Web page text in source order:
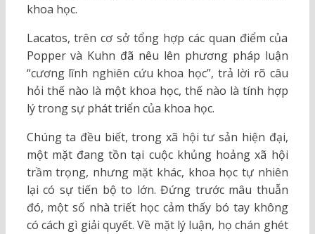
khoa học.
Lacatos, trên cơ sở tổng hợp các quan điểm của
Popper và Kuhn đã nêu lên phương pháp luận
“cương lĩnh nghiên cứu khoa học”, trả lời rõ câu
hỏi thế nào là một khoa học, thế nào là tính hợp
lý trong sự phát triển của khoa học.
Chúng ta đều biết, trong xã hội tư sản hiện đại,
một mặt đang tồn tại cuộc khủng hoảng xã hội
trầm trọng, nhưng mặt khác, khoa học tự nhiên
lại có sự tiến bộ to lớn. Đứng trước mâu thuẫn
đó, một số nhà triết học cảm thấy bó tay không
có cách gì giải quyết. Về mặt lý luận, họ chán ghét